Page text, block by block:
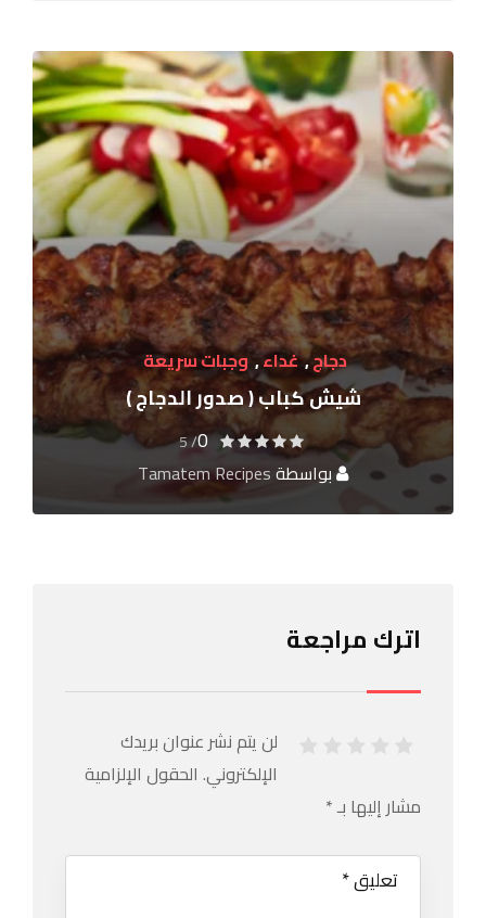
دجاج,غداء,وجبات سريعة
شيش كباب ( صدور الدجاج )
0
/ 5
بواسطةTamatem Recipes
اترك مراجعة
لن يتم نشر عنوان بريدك
الإلكتروني. الحقول الإلزامية
مشار إليها بـ *